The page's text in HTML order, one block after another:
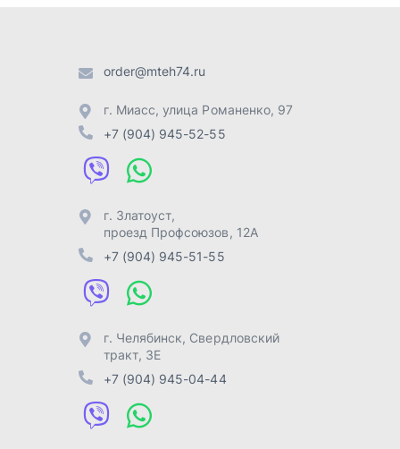
г. Челябинск,Свердловский
тракт, 3Е
Отправить заявку
Разработка -